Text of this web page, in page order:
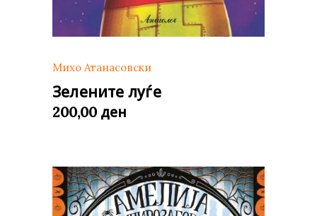
Михо Атанасовски
Зелените луѓе
200,00 ден